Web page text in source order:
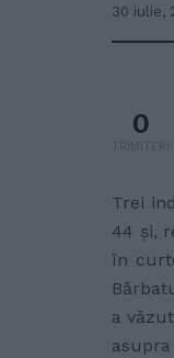
30 iulie,
0
TRIMITERI
Trei
44 şi,
în
a